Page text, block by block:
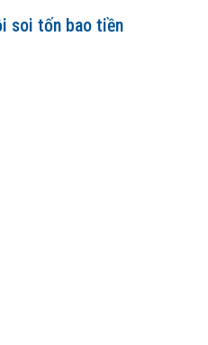
soi tốn bao tiền